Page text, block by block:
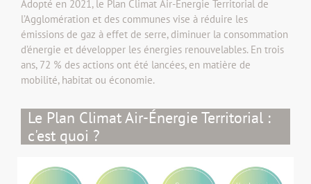
Adopté en 2021, le Plan Climat Air-Énergie Territorial de
l’Agglomération et des communes vise à réduire les
émissions de gaz à effet de serre, diminuer la consommation
d’énergie et développer les énergies renouvelables. En trois
ans, 72 % des actions ont été lancées, en matière de
mobilité, habitat ou économie.
Le Plan Climat Air-Énergie Territorial :
c'est quoi ?